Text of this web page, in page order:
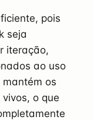
pois
seja
iteração,
ao uso
mantém os
o que